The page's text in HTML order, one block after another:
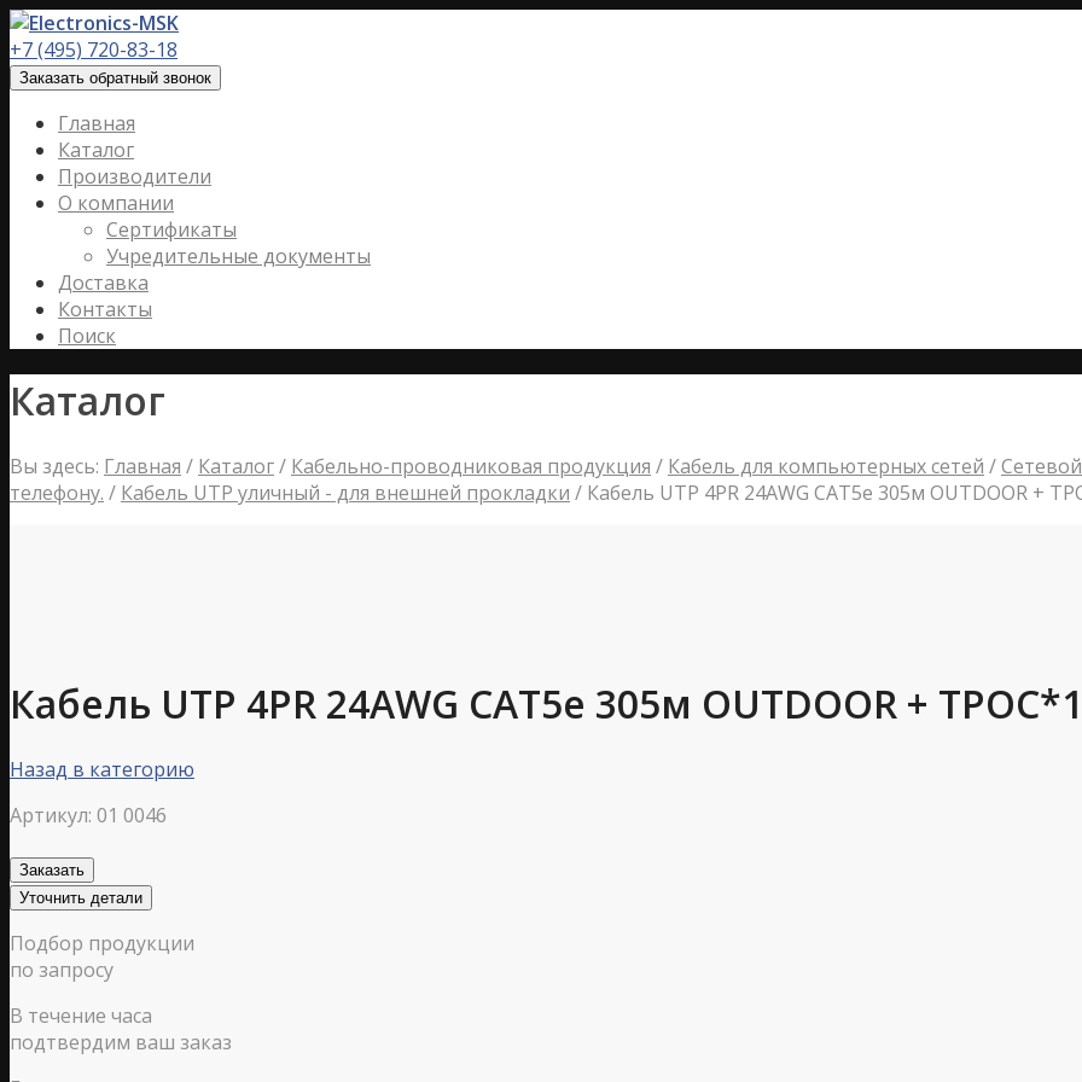
+7 (495) 720-83-18
Заказать обратный звонок
Главная
Каталог
Производители
О компании
Сертификаты
Учредительные документы
Доставка
Контакты
Поиск
Каталог
Вы здесь: Главная / Каталог/ Кабельно-проводниковая продукция / Кабель для компьютерных сетей /
телефону. / Кабель UTP уличный - для внешней прокладки / Кабель UTP 4PR 24AWG CAT5e 305м OUTDOOR +
Кабель UTP 4PR 24AWG CAT5e 305м OUTDOOR + ТРОС*1
Назад в категорию
Артикул: 01 0046
Заказать
Уточнить детали
Подбор продукции
по запросу
В течение часа
подтвердим ваш заказ